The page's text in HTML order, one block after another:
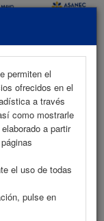
permiten el
ofrecidos en el
a través
como mostrarle
a partir
el uso de todas
pulse en